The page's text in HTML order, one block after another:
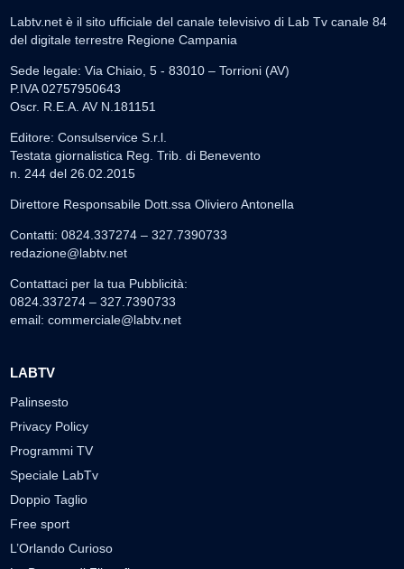
Labtv.net è il sito ufficiale del canale televisivo di Lab Tv canale 84
del digitale terrestre Regione Campania
Sede legale: Via Chiaio, 5 - 83010 – Torrioni (AV)
P.IVA 02757950643
Oscr. R.E.A. AV N.181151
Editore: Consulservice S.r.l.
Testata giornalistica Reg. Trib. di Benevento
n. 244 del 26.02.2015
Direttore Responsabile Dott.ssa Oliviero Antonella
Contatti: 0824.337274 – 327.7390733
redazione@labtv.net
Contattaci per la tua Pubblicità:
0824.337274 – 327.7390733
email: commerciale@labtv.net
LABTV
Palinsesto
Privacy Policy
Programmi TV
Speciale LabTv
Doppio Taglio
Free sport
L’Orlando Curioso